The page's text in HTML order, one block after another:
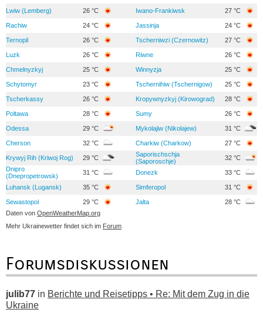
Lwiw (Lemberg) 26 °C Iwano-Frankiwsk 27 °C
Rachiw 24 °C Jassinja 24 °C
Ternopil 26 °C Tscherniwzi (Czernowitz) 27 °C
Luzk 26 °C Riwne 26 °C
Chmelnyzkyj 25 °C Winnyzja 25 °C
Schytomyr 23 °C Tschernihiw (Tschernigow) 25 °C
Tscherkassy 26 °C Kropywnyzkyj (Kirowograd) 28 °C
Poltawa 28 °C Sumy 26 °C
Odessa 29 °C Mykolajiw (Nikolajew) 31 °C
Cherson 32 °C Charkiw (Charkow) 27 °C
Krywyj Rih (Kriwoj Rog) 29 °C
Saporischschja
(Saporoschje)
32 °C
Dnipro
(Dnepropetrowsk)
31 °C Donezk 33 °C
Luhansk (Lugansk) 35 °C Simferopol 31 °C
Sewastopol 29 °C Jalta
28 °C
Daten von OpenWeatherMap.org
Mehr Ukrainewetter findet sich im Forum
Forumsdiskussionen
julib77 in Berichte und Reisetipps • Re: Mit dem Zug in die
Ukraine